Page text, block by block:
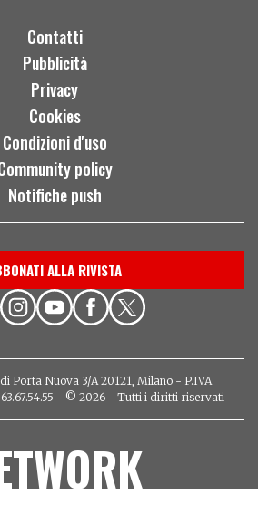
Contatti
Pubblicità
Privacy
Cookies
Condizioni d'uso
policy
Notifiche push
ALLA RIVISTA
Porta Nuova 3/A 20121, Milano - P.IVA
- © 2026 - Tutti i diritti riservati